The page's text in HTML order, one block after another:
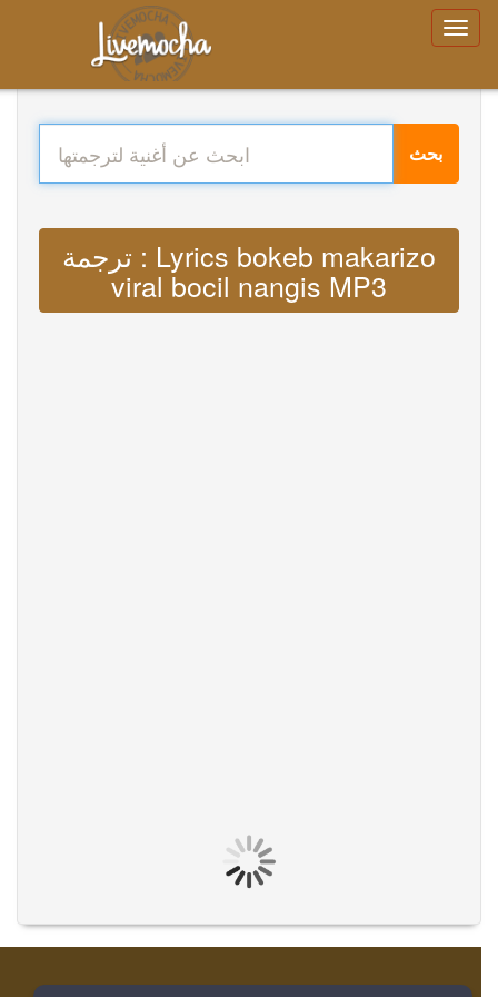
بحث
ترجمة : Lyrics bokeb makarizo
viral bocil nangis MP3